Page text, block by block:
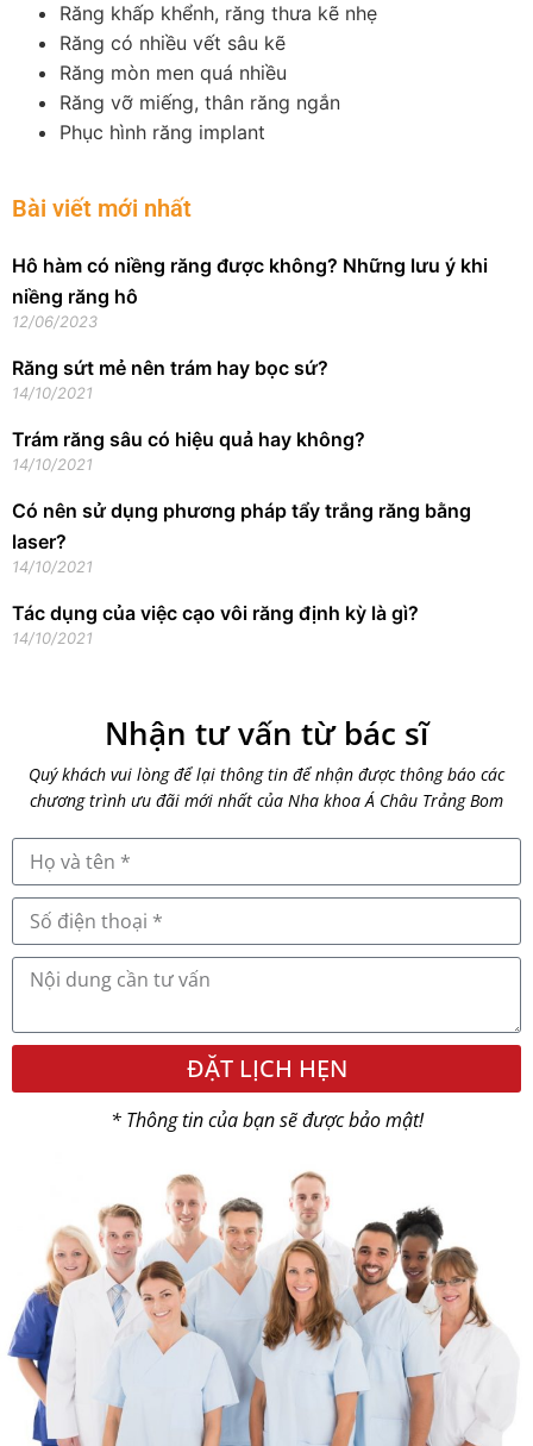
Răng khấp khểnh, răng thưa kẽ nhẹ
Răng có nhiều vết sâu kẽ
Răng mòn men quá nhiều
Răng vỡ miếng, thân răng ngắn
Phục hình răng implant
Bài viết mới nhất
Hô hàm có niềng răng được không? Những lưu ý khi
niềng răng hô
12/06/2023
Răng sứt mẻ nên trám hay bọc sứ?
14/10/2021
Trám răng sâu có hiệu quả hay không?
14/10/2021
Có nên sử dụng phương pháp tẩy trắng răng bằng
laser?
14/10/2021
Tác dụng của việc cạo vôi răng định kỳ là gì?
14/10/2021
Nhận tư vấn từ bác sĩ
Quý khách vui lòng để lại thông tin để nhận được thông báo các
chương trình ưu đãi mới nhất của Nha khoa Á Châu Trảng Bom
ĐẶT LỊCH HẸN
* Thông tin của bạn sẽ được bảo mật!